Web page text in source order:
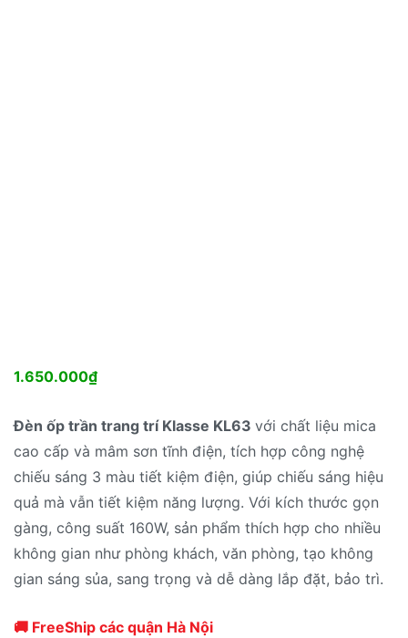
1.650.000₫
Đèn ốp trần trang trí Klasse KL63 với chất liệu mica
cao cấp và mâm sơn tĩnh điện, tích hợp công nghệ
chiếu sáng 3 màu tiết kiệm điện, giúp chiếu sáng hiệu
quả mà vẫn tiết kiệm năng lượng. Với kích thước gọn
gàng, công suất 160W, sản phẩm thích hợp cho nhiều
không gian như phòng khách, văn phòng, tạo không
gian sáng sủa, sang trọng và dễ dàng lắp đặt, bảo trì.
🚚 FreeShip các quận Hà Nội